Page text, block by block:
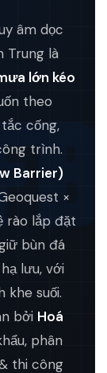
âm dọc
Trung là
lớn kéo
theo
cống,
trình.
Barrier)
×
rào lắp đặt
bùn đá
lưu, với
khe suối.
bởi Hoá
phân
thi công